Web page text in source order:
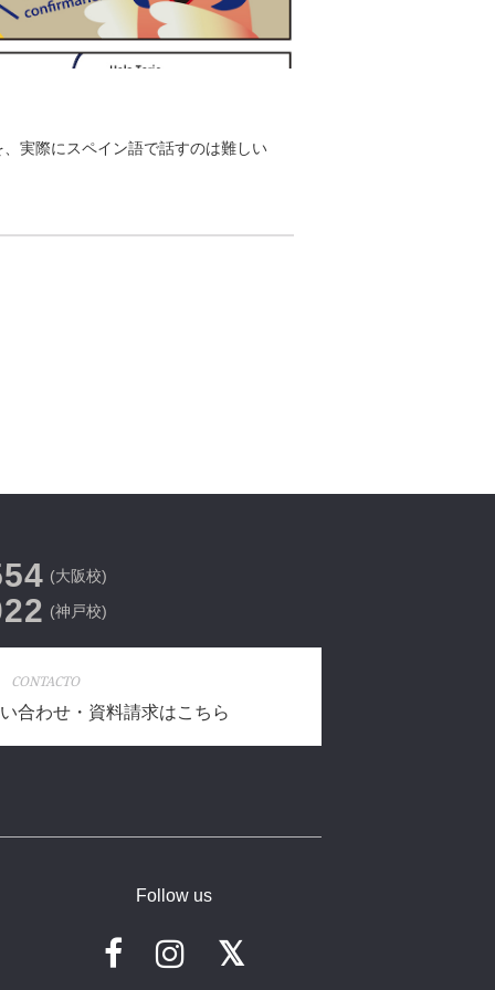
実際にスペイン語で話すのは難しい
(大阪校)
(神戸校)
CONTACTO
合わせ・資料請求はこちら
Follow us